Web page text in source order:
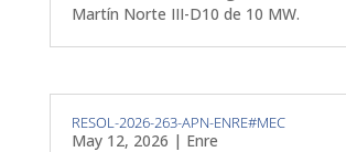
Martín Norte III-D10 de 10 MW.
RESOL-2026-263-APN-ENRE#MEC
May 12, 2026 | Enre